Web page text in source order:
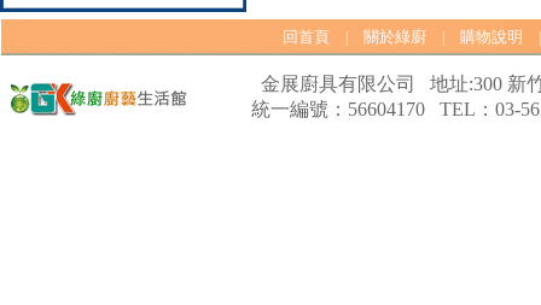
回首頁 關於綠廚 購物說明
金展廚具有限公司 地址:300 新
統一編號：56604170 TEL：03-